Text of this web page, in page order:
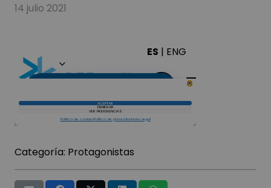
14 julio 2021
Categoría: Protagonistas